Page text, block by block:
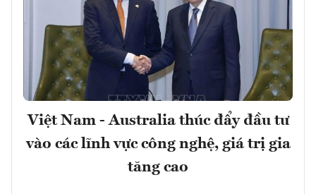
Việt Nam - Australia thúc đẩy đầu tư
vào các lĩnh vực công nghệ, giá trị gia
tăng cao